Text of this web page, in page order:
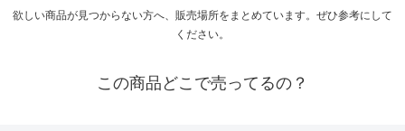
欲しい商品が見つからない方へ、販売場所をまとめています。ぜひ参考にして
ください。
この商品どこで売ってるの？